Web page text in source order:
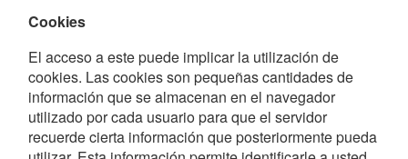
Cookies
El acceso a este puede implicar la utilización de
cookies. Las cookies son pequeñas cantidades de
información que se almacenan en el navegador
utilizado por cada usuario para que el servidor
recuerde cierta información que posteriormente pueda